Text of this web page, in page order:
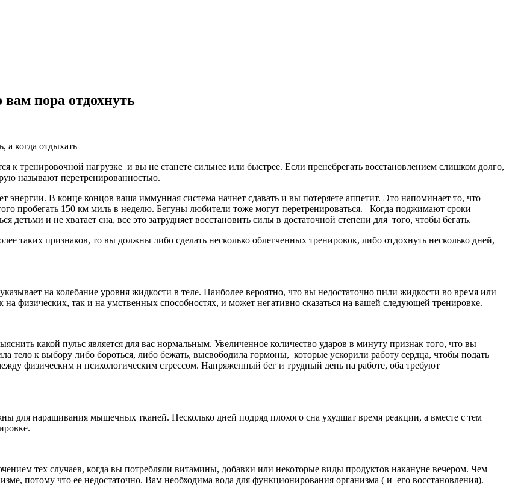
пора отдохнуть
а когда отдыхать
к тренировочной нагрузке и вы не станете сильнее или быстрее. Если пренебрегать восстановлением слишком долго,
называют перетренированностью.
энергии. В конце концов ваша иммунная система начнет сдавать и вы потеряете аппетит. Это напоминает то, что
пробегать 150 км миль в неделю. Бегуны любители тоже могут перетренироваться. Когда поджимают сроки
детьми и не хватает сна, все это затрудняет восстановить силы в достаточной степени для того, чтобы бегать.
таких признаков, то вы должны либо сделать несколько облегченных тренировок, либо отдохнуть несколько дней,
на колебание уровня жидкости в теле. Наиболее вероятно, что вы недостаточно пили жидкости во время или
на физических, так и на умственных способностях, и может негативно сказаться на вашей следующей тренировке.
какой пульс является для вас нормальным. Увеличенное количество ударов в минуту признак того, что вы
тело к выбору либо бороться, либо бежать, высвободила гормоны, которые ускорили работу сердца, чтобы подать
физическим и психологическим стрессом. Напряженный бег и трудный день на работе, оба требуют
для наращивания мышечных тканей. Несколько дней подряд плохого сна ухудшат время реакции, а вместе с тем
тех случаев, когда вы потребляли витамины, добавки или некоторые виды продуктов накануне вечером. Чем
потому что ее недостаточно. Вам необходима вода для функционирования организма ( и его восстановления).